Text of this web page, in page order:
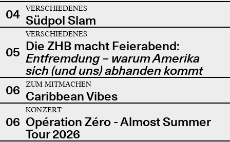
04 VERSCHIEDENES
Südpol Slam
05
VERSCHIEDENES
Die ZHB macht Feierabend:
Entfremdung – warum Amerika
sich (und uns) abhanden kommt
06
ZUM MITMACHEN
Caribbean Vibes
06
KONZERT
Opération Zéro - Almost Summer
Tour 2026